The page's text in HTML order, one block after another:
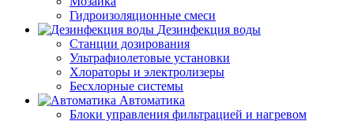
Гидроизоляционные смеси
Дезинфекция воды
Станции дозирования
Ультрафиолетовые установки
Хлораторы и электролизеры
Бесхлорные системы
Автоматика
Блоки управления фильтрацией и нагревом